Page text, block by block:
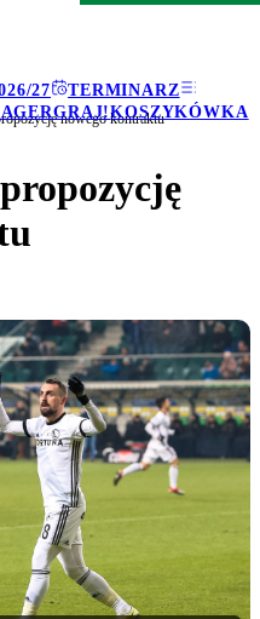
27
TERMINARZ
GRAJ!KOSZYKÓWKA
nowego kontraktu